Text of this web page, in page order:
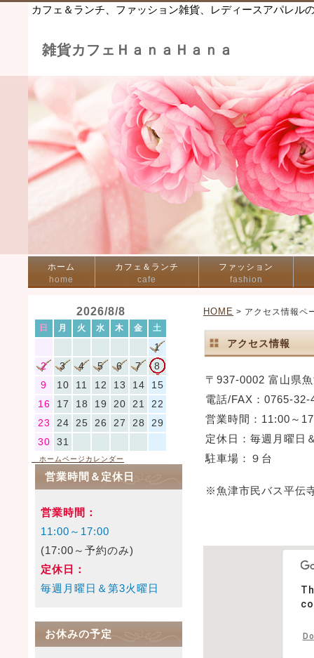
カフェ＆ランチ、ファッション雑貨、レディースアパレ
雑貨カフェＨａｎａＨａｎａ
ホーム
home
カフェ＆ランチ
cafe
ファッション
fashion
HOME > アクセス情報ペ
アクセス情報
〒937-0002 富山県
電話/FAX：0765-32-
営業時間：11:00～
定休日：毎週月曜日
駐車場：９台
※魚津市民バス平伝
2026/8/8
日 月 火 水 木 金 土
1
2
3 4 5 6 7
8
9
10 11 12 13 14
15
16
17 18 19 20 21
22
23
24 25 26 27 28
29
30
31
ホームページカレンダー
営業時間＆定休日
営業時間：
11:00～17:00
(17:00～予約のみ)
定休日：
毎週月曜日＆第3火曜日
お休みの予定